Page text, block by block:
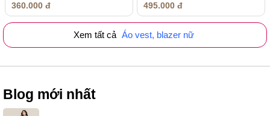
360.000 đ 495.000 đ
Xem tất cả Áo vest, blazer nữ
Blog mới nhất